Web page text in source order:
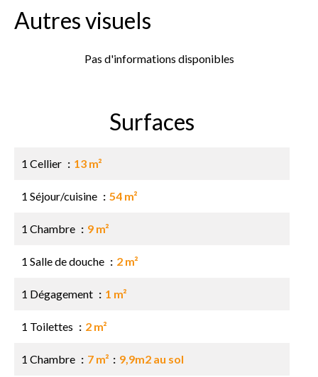
Autres visuels
Pas d'informations disponibles
Surfaces
1 Cellier 13 m²
1 Séjour/cuisine 54 m²
1 Chambre 9 m²
1 Salle de douche 2 m²
1 Dégagement 1 m²
1 Toilettes 2 m²
1 Chambre 7 m² 9,9m2 au sol